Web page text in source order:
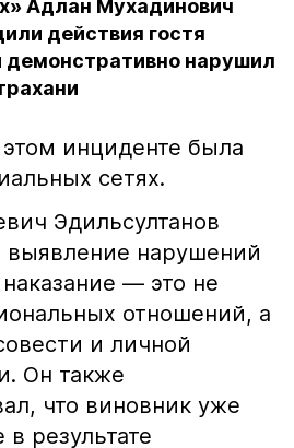
Адлан Мухадинович
действия гостя
демонстративно нарушил
инциденте была
сетях.
Эдильсултанов
выявление нарушений
— это не
отношений, а
и личной
Он также
что виновник уже
в результате